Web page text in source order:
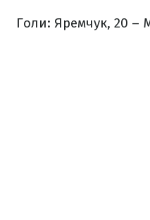
Голи: Яремчук, 20 –